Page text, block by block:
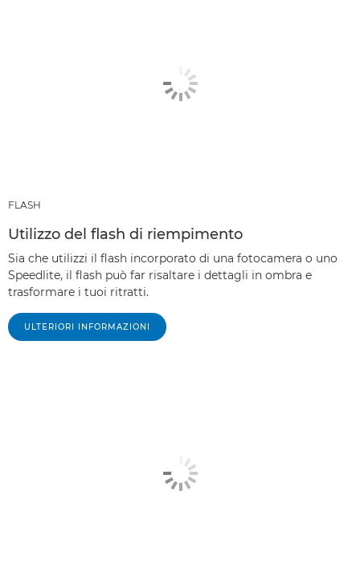
FLASH
Utilizzo del flash di riempimento
Sia che utilizzi il flash incorporato di una fotocamera o uno
Speedlite, il flash può far risaltare i dettagli in ombra e
trasformare i tuoi ritratti.
ULTERIORI INFORMAZIONI